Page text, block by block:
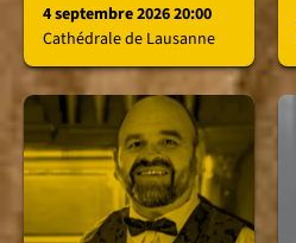
4 septembre 2026 20:00
Cathédrale de Lausanne